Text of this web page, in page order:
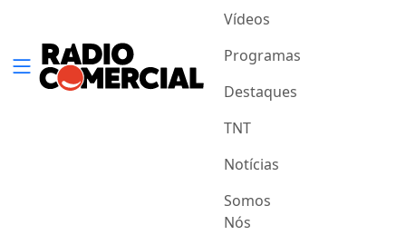
Vídeos
Programas
Destaques
TNT
Notícias
Somos
Nós